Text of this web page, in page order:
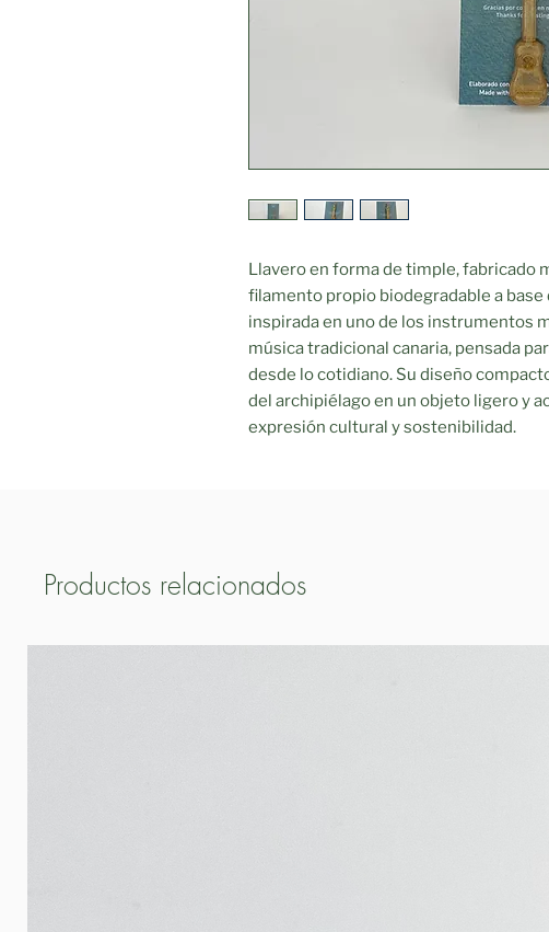
Llavero en forma de timple, fabricado
filamento propio biodegradable a base
inspirada en uno de los instrumentos
música tradicional canaria, pensada
desde lo cotidiano. Su diseño
del archipiélago en un objeto ligero y
expresión cultural y sostenibilidad.
Productos relacionados